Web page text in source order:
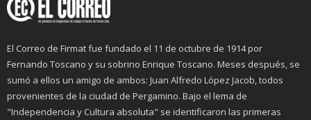
El Correo de Firmat fue fundado el 11 de octubre de 1914 por
Fernando Toscano y su sobrino Enrique Toscano. Meses después, se
sumó a ellos un amigo de ambos: Juan Alfredo López Jacob, todos
provenientes de la ciudad de Pergamino. Bajo el lema de
"Independencia y Cultura absoluta" se identificaron las primeras